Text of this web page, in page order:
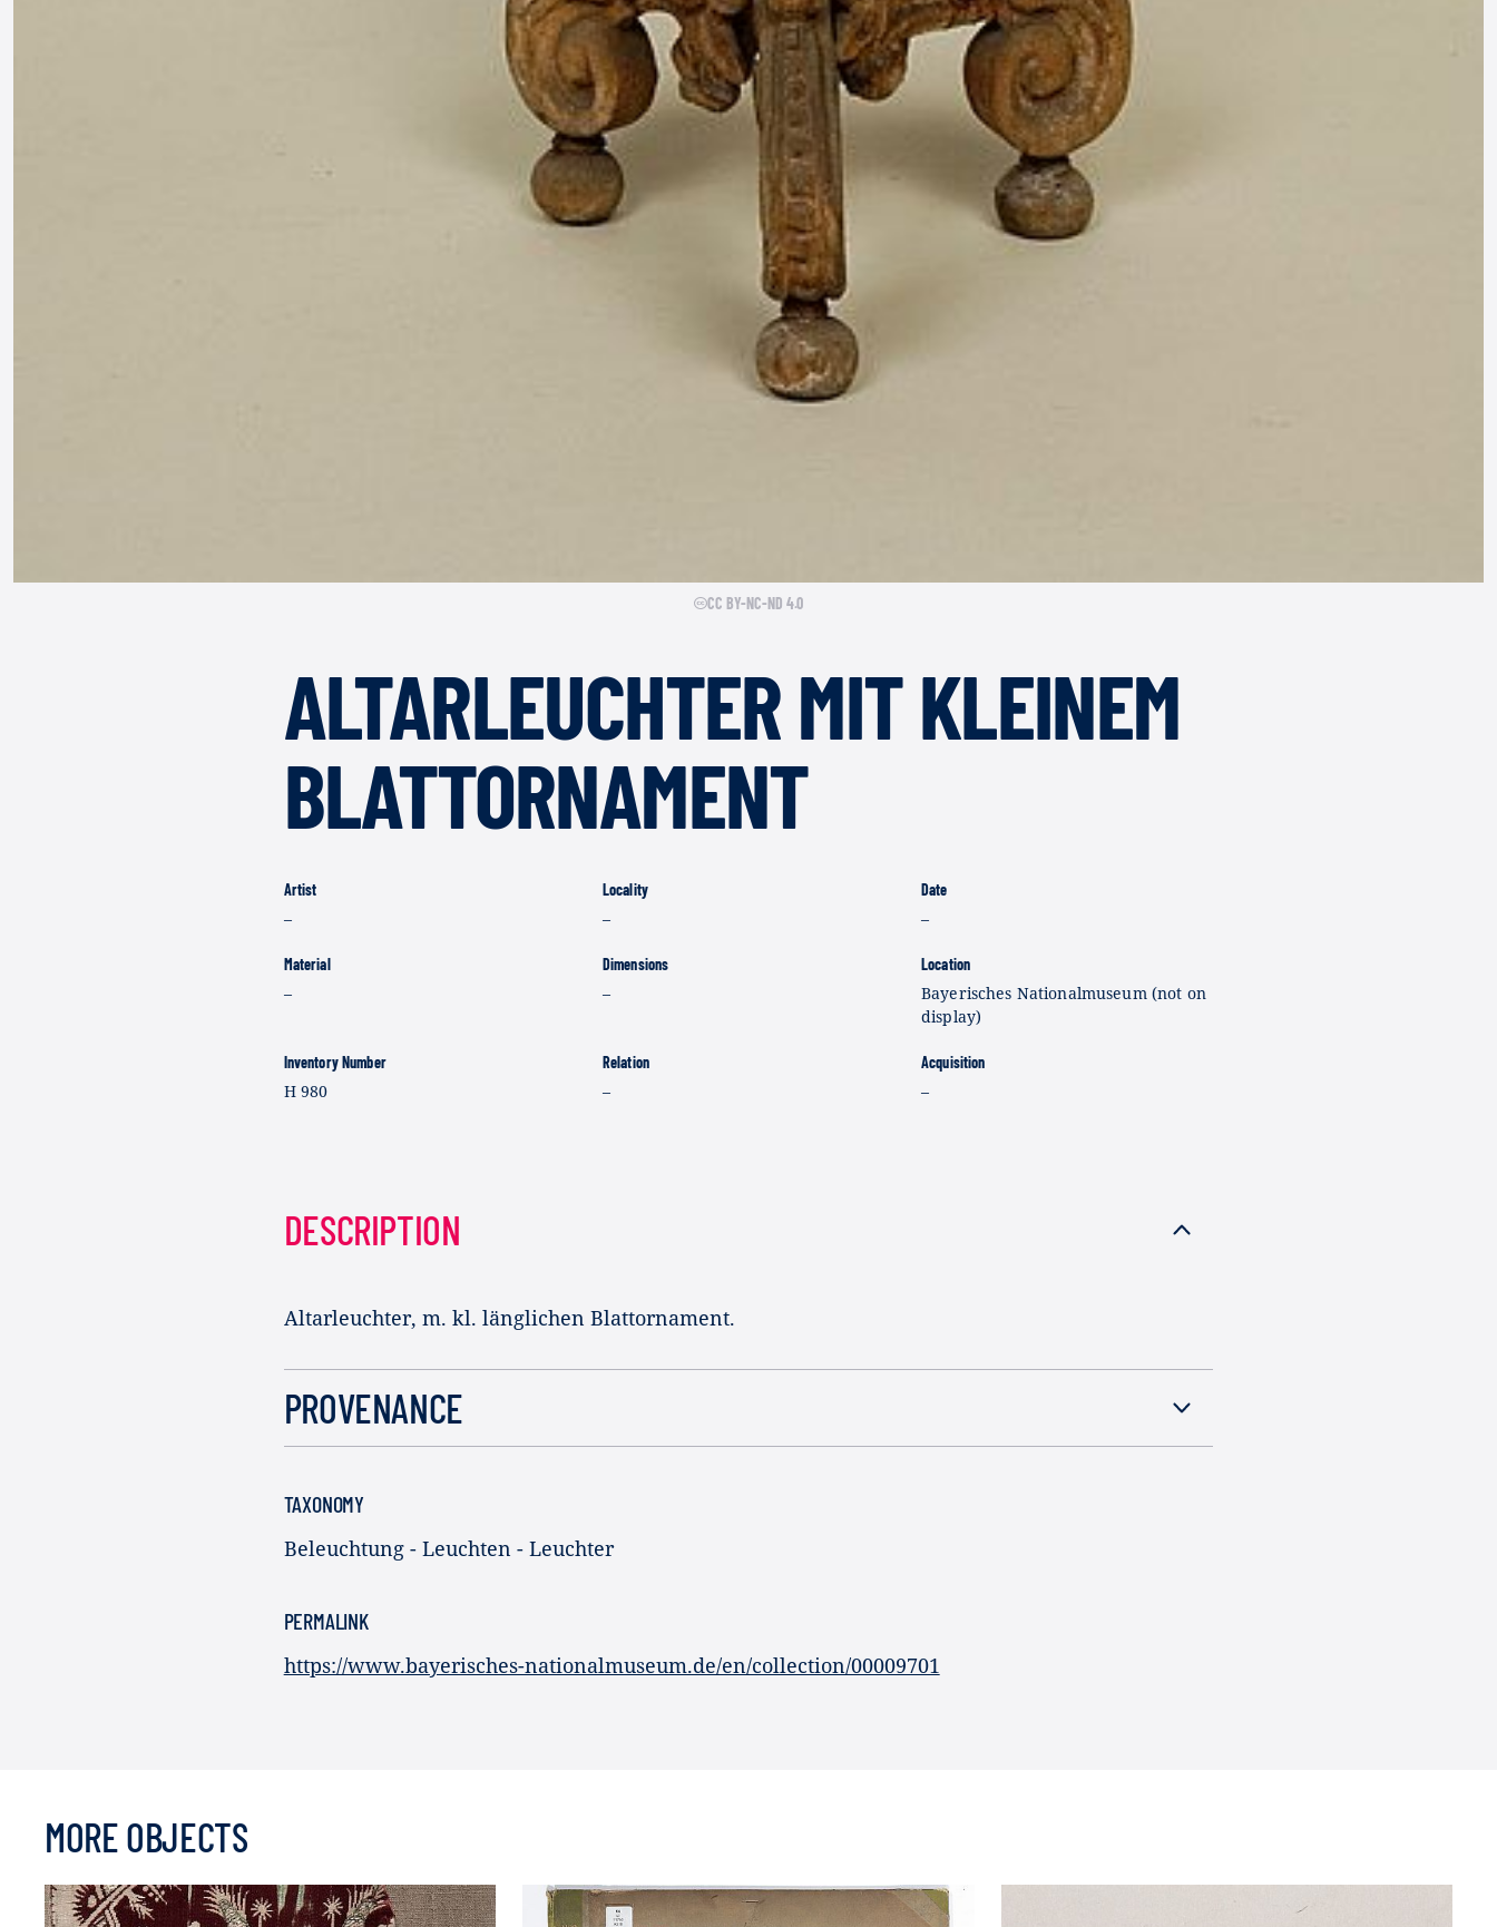
CC BY-NC-ND 4.0
ALTARLEUCHTER MIT KLEINEM
BLATTORNAMENT
Artist
–
Locality
–
Date
–
Material
–
Dimensions
–
Location
Bayerisches Nationalmuseum (not on
display)
Inventory Number
H 980
Relation
–
Acquisition
–
DESCRIPTION
Altarleuchter, m. kl. länglichen Blattornament.
PROVENANCE
TAXONOMY
Beleuchtung - Leuchten - Leuchter
PERMALINK
https://www.bayerisches-nationalmuseum.de/en/collection/00009701
MORE OBJECTS